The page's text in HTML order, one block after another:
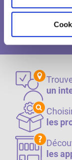
un
les
les